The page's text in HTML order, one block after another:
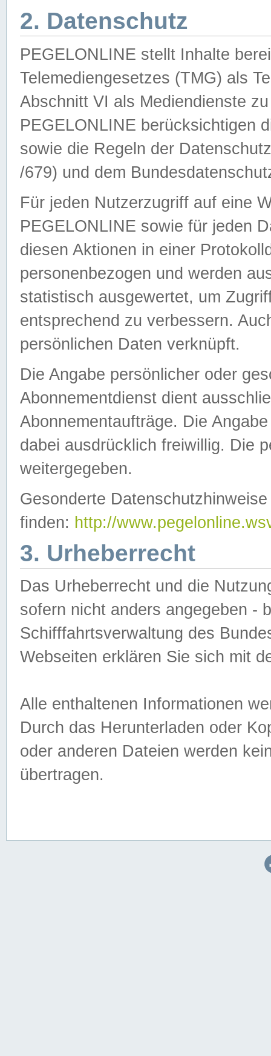
2. Datenschutz
PEGELONLINE stellt Inhalte
Telemediengesetzes (TMG) als
Abschnitt VI als Mediendienste
PEGELONLINE berücksichtigen
sowie die Regeln der
/679) und dem
Für jeden Nutzerzugriff auf eine
PEGELONLINE sowie für jeden
diesen Aktionen in einer
personenbezogen und werden
statistisch ausgewertet, um
entsprechend zu verbessern.
persönlichen Daten verknüpft.
Die Angabe persönlicher oder
Abonnementdienst dient
Abonnementaufträge. Die
dabei ausdrücklich freiwillig. Die
weitergegeben.
Gesonderte
finden: http://
3. Urheberrecht
Das Urheberrecht und die
sofern nicht anders angegeben -
Schifffahrtsverwaltung des
Webseiten erklären Sie sich mit
Alle enthaltenen Informationen
Durch das Herunterladen oder
oder anderen Dateien werden
übertragen.